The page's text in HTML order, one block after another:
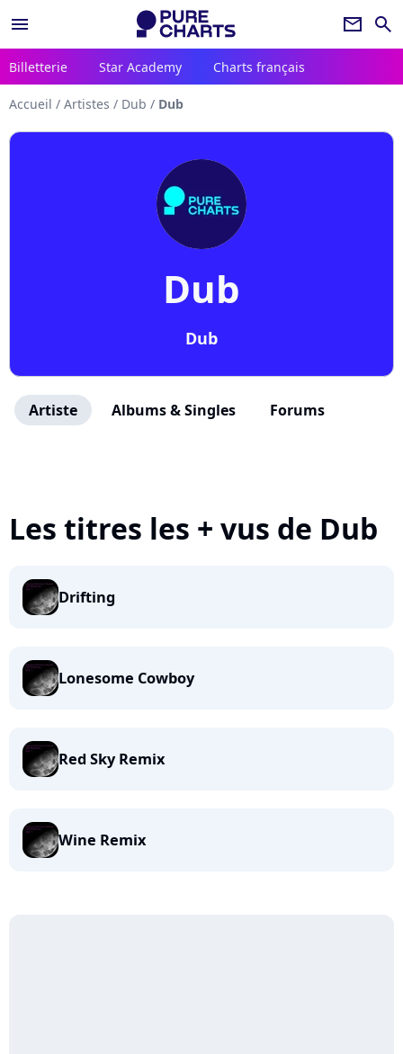
menu newsletter search
Billetterie Star Academy Charts français
Accueil / Artistes / Dub / Dub
Dub
Dub
Artiste Albums & Singles Forums
Les titres les + vus de Dub
Drifting
Lonesome Cowboy
Red Sky Remix
Wine Remix